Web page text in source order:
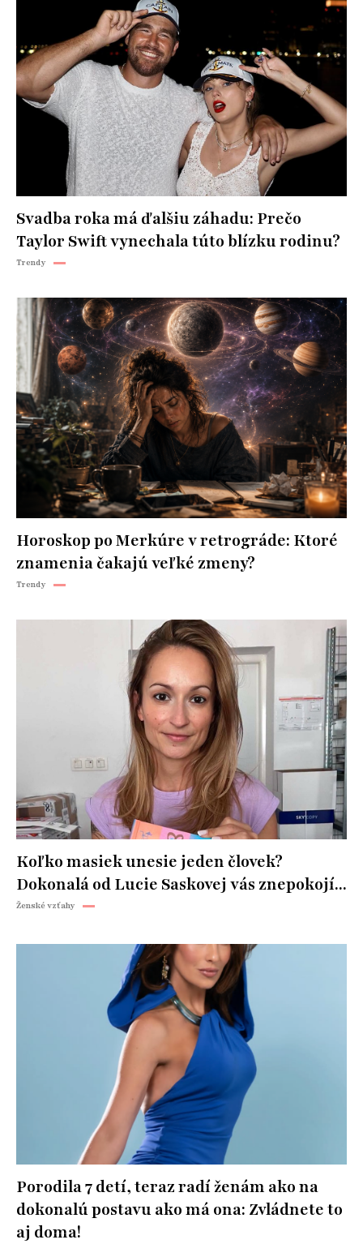
Svadba roka má ďalšiu záhadu: Prečo
Taylor Swift vynechala túto blízku rodinu?
Trendy
Horoskop po Merkúre v retrográde: Ktoré
znamenia čakajú veľké zmeny?
Trendy
Koľko masiek unesie jeden človek?
Dokonalá od Lucie Saskovej vás znepokojí...
Ženské vzťahy
Porodila 7 detí, teraz radí ženám ako na
dokonalú postavu ako má ona: Zvládnete to
aj doma!